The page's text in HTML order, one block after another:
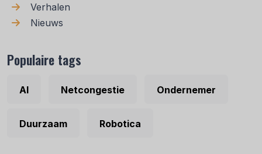
Verhalen
Nieuws
Populaire tags
AI Netcongestie Ondernemer
Duurzaam Robotica